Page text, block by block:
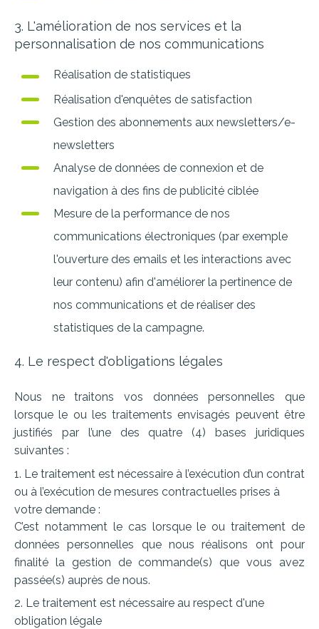
3. L'amélioration de nos services et la
personnalisation de nos communications
Réalisation de statistiques
Réalisation d'enquêtes de satisfaction
Gestion des abonnements aux newsletters/e-
newsletters
Analyse de données de connexion et de
navigation à des fins de publicité ciblée
Mesure de la performance de nos
communications électroniques (par exemple
l'ouverture des emails et les interactions avec
leur contenu) afin d'améliorer la pertinence de
nos communications et de réaliser des
statistiques de la campagne.
4. Le respect d'obligations légales
Nous ne traitons vos données personnelles que
lorsque le ou les traitements envisagés peuvent être
justifiés par l’une des quatre (4) bases juridiques
suivantes :
1. Le traitement est nécessaire à l’exécution d’un contrat
ou à l’exécution de mesures contractuelles prises à
votre demande :
C’est notamment le cas lorsquele ou traitement de
données personnelles que nous réalisons ont pour
finalité la gestion de commande(s) que vous avez
passée(s) auprès de nous.
2. Le traitement est nécessaire au respect d'une
obligation légale